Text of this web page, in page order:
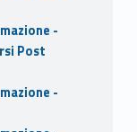
-
Post
-